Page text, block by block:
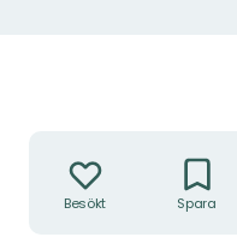
Besökt Spara